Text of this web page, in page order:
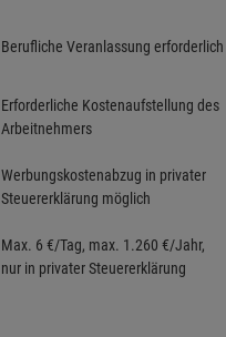
Berufliche Veranlassung erforderlich
Erforderliche Kostenaufstellung des
Arbeitnehmers
Werbungskostenabzug in privater
Steuererklärung möglich
Max. 6 €/Tag, max. 1.260 €/Jahr,
nur in privater Steuererklärung